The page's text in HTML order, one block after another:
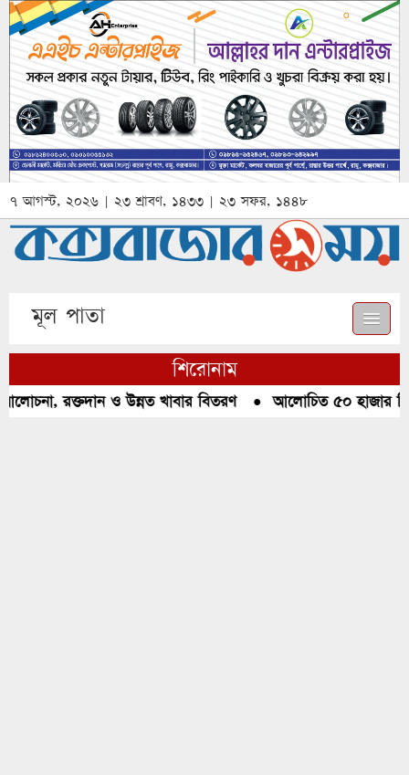
৭ আগস্ট, ২০২৬ | ২৩ শ্রাবণ, ১৪৩৩ | ২৩ সফর, ১৪৪৮
মূল পাতা
শিরোনাম
রক্তদান ও উন্নত খাবার বিতরণ●আলোচিত ৫০ হাজার পিস